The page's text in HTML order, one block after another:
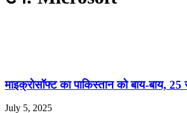
माइक्रोसॉफ्ट का पाकिस्तान को बाय-बाय, 25
July 5, 2025